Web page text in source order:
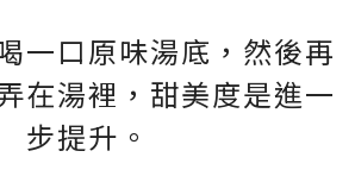
一口原味湯底，然後再
在湯裡，甜美度是進一
步提升。